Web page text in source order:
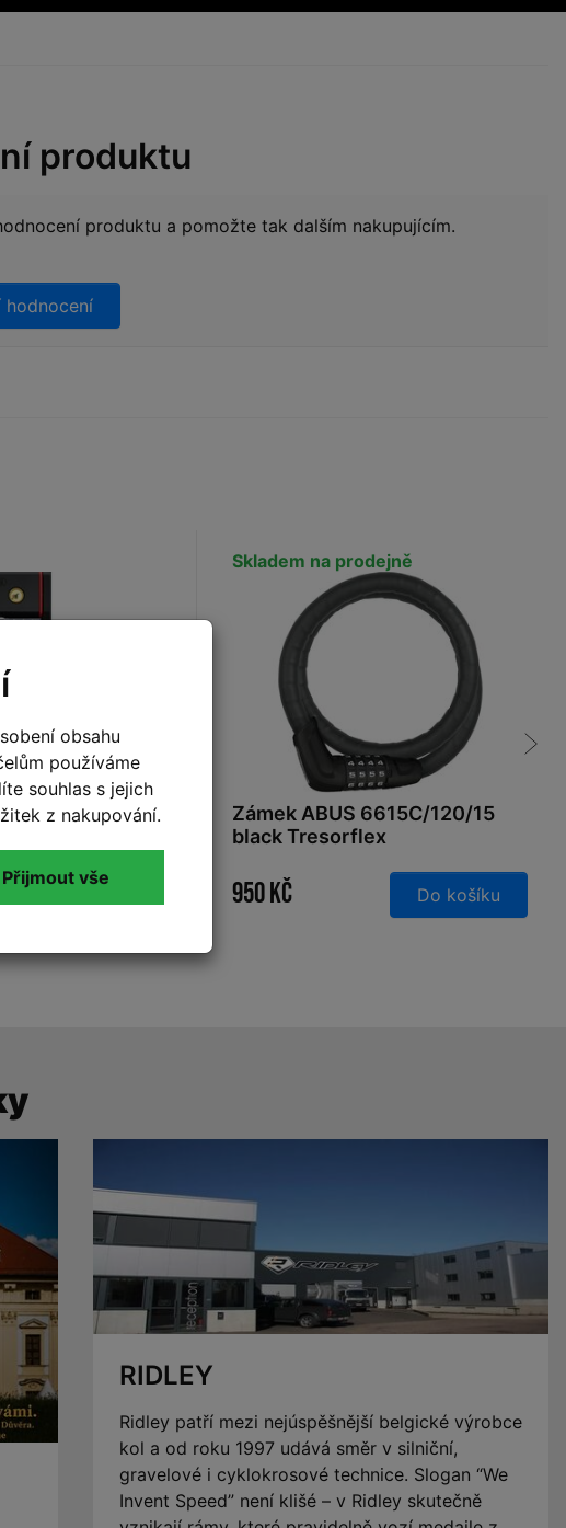
produktu
produktu a pomožte tak dalším nakupujícím.
hodnocení
100 blue
Skladem na prodejně
Zámek ABUS 6615C/120/15
black Tresorflex
950 Kč Do košíku
RIDLEY
Ridley patří mezi nejúspěšnější belgické výrobce
kol a od roku 1997 udává směr v silniční,
gravelové i cyklokrosové technice. Slogan “We
Invent Speed” není klišé – v Ridley skutečně
obsahu
používáme
souhlas s jejich
z nakupování.
Přijmout vše